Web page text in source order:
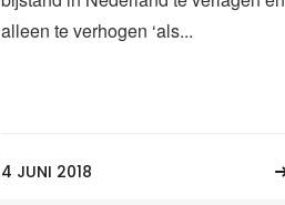
alleen te verhogen ‘als...
4 JUNI 2018